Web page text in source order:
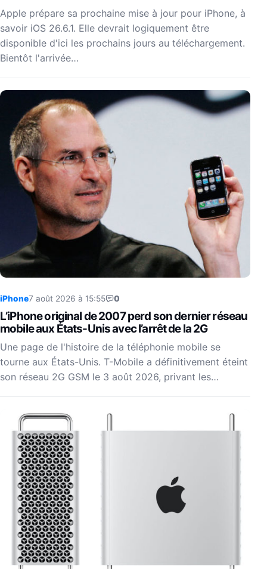
Apple prépare sa prochaine mise à jour pour iPhone, à
savoir iOS 26.6.1. Elle devrait logiquement être
disponible d'ici les prochains jours au téléchargement.
Bientôt l'arrivée…
iPhone7 août 2026 à 15:55 0
L’iPhone original de 2007 perd son dernier réseau
mobile aux États-Unis avec l’arrêt de la 2G
Une page de l'histoire de la téléphonie mobile se
tourne aux États-Unis. T-Mobile a définitivement éteint
son réseau 2G GSM le 3 août 2026, privant les…